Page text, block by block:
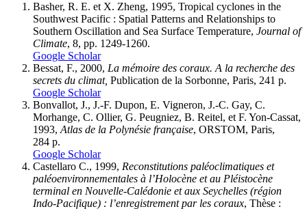
Basher, R. E. et X. Zheng, 1995, Tropical cyclones in the
Southwest Pacific : Spatial Patterns and Relationships to
Southern Oscillation and Sea Surface Temperature, Journal of
Climate, 8, pp. 1249-1260.
Google Scholar
Bessat, F., 2000, La mémoire des coraux. A la recherche des
secrets du climat, Publication de la Sorbonne, Paris, 241 p.
Google Scholar
Bonvallot, J., J.-F. Dupon, E. Vigneron, J.-C. Gay, C.
Morhange, C. Ollier, G. Peugniez, B. Reitel, et F. Yon-Cassat,
1993, Atlas de la Polynésie française, ORSTOM, Paris,
284 p.
Google Scholar
Castellaro C., 1999, Reconstitutions paléoclimatiques et
paléoenvironnementales à l’Holocène et au Pléistocène
terminal en Nouvelle-Calédonie et aux Seychelles (région
Indo-Pacifique) : l’enregistrement par les coraux, Thèse :